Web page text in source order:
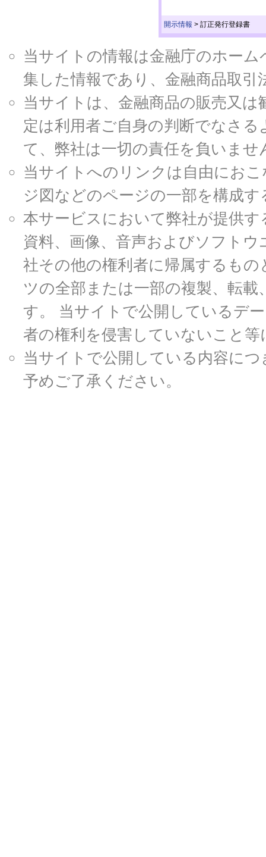
開示情報 > 訂正発行登録書
当サイトの情報は金融庁のホー
集した情報であり、金融商品取
当サイトは、金融商品の販売又
定は利用者ご自身の判断でなさ
て、弊社は一切の責任を負いませ
当サイトへのリンクは自由にお
ジ図などのページの一部を構成
本サービスにおいて弊社が提供
資料、画像、音声およびソフト
社その他の権利者に帰属するも
ツの全部または一部の複製、転
す。 当サイトで公開しているデ
者の権利を侵害していないこと
当サイトで公開している内容に
予めご了承ください。